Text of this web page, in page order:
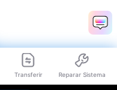
Transferir Reparar Sistema